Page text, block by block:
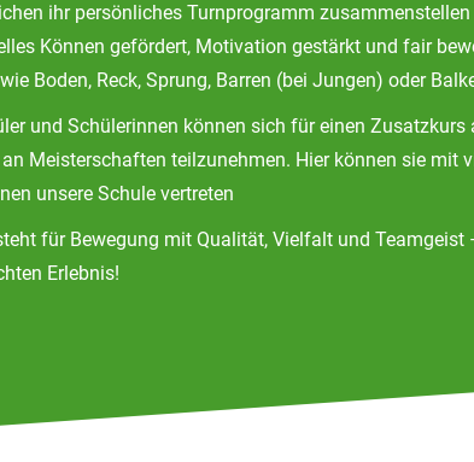
ihr persönliches Turnprogramm
Können gefördert, Motivation gestärkt und fair
Boden, Reck, Sprung, Barren (bei Jungen) oder
und Schülerinnen können sich für einen Zusatzkurs
Meisterschaften teilzunehmen. Hier können sie mit
unsere Schule vertreten
für Bewegung mit Qualität, Vielfalt und Teamgeist
Erlebnis!